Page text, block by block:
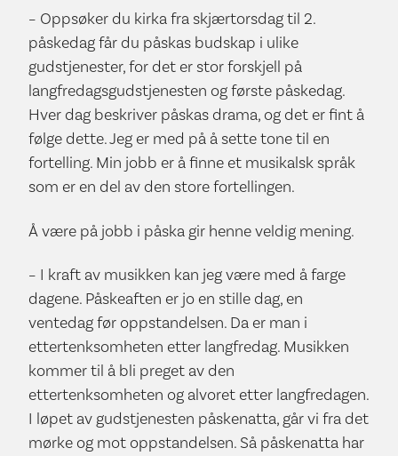
– Oppsøker du kirka fra skjærtorsdag til 2.
påskedag får du påskas budskap i ulike
gudstjenester, for det er stor forskjell på
langfredagsgudstjenesten og første påskedag.
Hver dag beskriver påskas drama, og det er fint å
følge dette. Jeg er med på å sette tone til en
fortelling. Min jobb er å finne et musikalsk språk
som er en del av den store fortellingen.
Å være på jobb i påska gir henne veldig mening.
– I kraft av musikken kan jeg være med å farge
dagene. Påskeaften er jo en stille dag, en
ventedag før oppstandelsen. Da er man i
ettertenksomheten etter langfredag. Musikken
kommer til å bli preget av den
ettertenksomheten og alvoret etter langfredagen.
I løpet av gudstjenesten påskenatta, går vi fra det
mørke og mot oppstandelsen. Så påskenatta har